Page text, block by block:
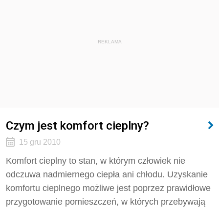
REKLAMA
Czym jest komfort cieplny?
15 gru 2010
Komfort cieplny to stan, w którym człowiek nie
odczuwa nadmiernego ciepła ani chłodu. Uzyskanie
komfortu cieplnego możliwe jest poprzez prawidłowe
przygotowanie pomieszczeń, w których przebywają